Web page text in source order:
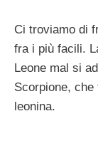
Ci troviamo di
fra i più facili.
Leone mal si
Scorpione, che
leonina.